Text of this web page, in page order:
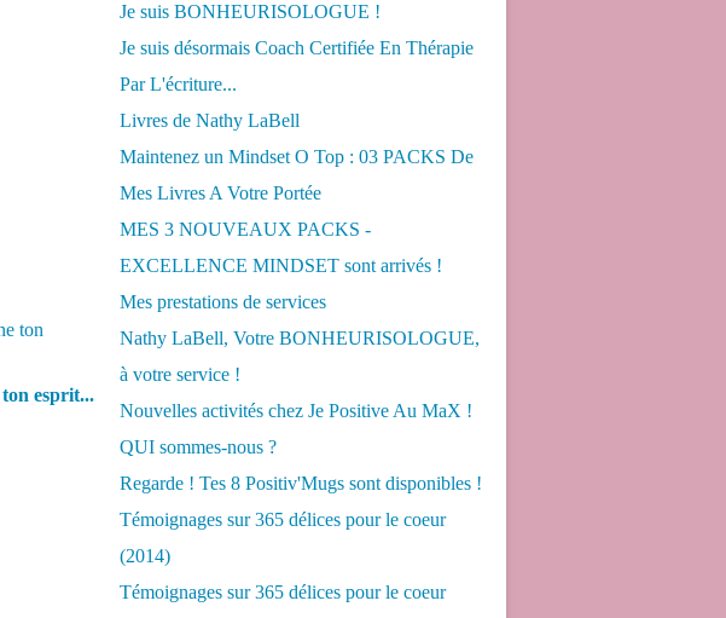
esprit...
Je suis BONHEURISOLOGUE !
Je suis désormais Coach Certifiée En Thérapie
Par L'écriture...
Livres de Nathy LaBell
Maintenez un Mindset O Top : 03 PACKS De
Mes Livres A Votre Portée
MES 3 NOUVEAUX PACKS -
EXCELLENCE MINDSET sont arrivés !
Mes prestations de services
Nathy LaBell, Votre BONHEURISOLOGUE,
à votre service !
Nouvelles activités chez Je Positive Au MaX !
QUI sommes-nous ?
Regarde ! Tes 8 Positiv'Mugs sont disponibles !
Témoignages sur 365 délices pour le coeur
(2014)
Témoignages sur 365 délices pour le coeur